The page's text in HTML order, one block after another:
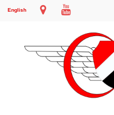
English